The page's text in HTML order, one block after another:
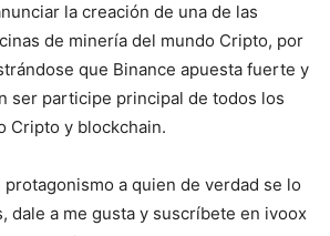
la creación de una de las
de minería del mundo Cripto, por
que Binance apuesta fuerte y
ser participe principal de todos los
Cripto y blockchain.
a quien de verdad se lo
dale a me gusta y suscríbete en ivoox